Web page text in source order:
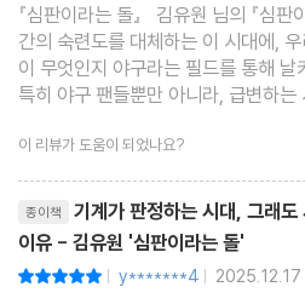
『심판이라는 돌』 김유원 님의 『심판
간의 숙련도를 대체하는 이 시대에,
이 무엇인지 야구라는 필드를 통해 날
특히 야구 팬들뿐만 아니라, 급변하는
민하는 모든 직장인과 중년들에게
홍식은 한국 프로야구의 산증인이자, 필
이 리뷰가 도움이 되었나요?
종이책
기계가 판정하는 시대, 그래
이유 - 김유원 '심판이라는 돌'
| y*******4 | 2025.12.17